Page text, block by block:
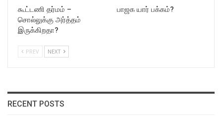
கூட்டணி தர்மம் –
சொல்லுக்கு அர்த்தம்
இருக்கிறதா?
பாஜக யார் பக்கம்?
PREV NEXT
RECENT POSTS